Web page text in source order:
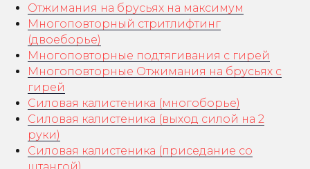
Отжимания на брусьях на максимум
Многоповторный стритлифтинг
(двоеборье)
Многоповторные подтягивания с гирей
Многоповторные Отжимания на брусьях с
гирей
Силовая калистеника (многоборье)
Силовая калистеника (выход силой на 2
руки)
Силовая калистеника (приседание со
штангой)